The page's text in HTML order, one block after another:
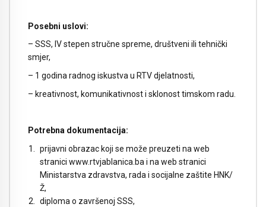
Posebni uslovi:
– SSS, IV stepen stručne spreme, društveni ili tehnički
smjer,
– 1 godina radnog iskustva u RTV djelatnosti,
– kreativnost, komunikativnost i sklonost timskom radu.
Potrebna dokumentacija:
prijavni obrazac koji se može preuzeti na web
stranici www.rtvjablanica.ba i na web stranici
Ministarstva zdravstva, rada i socijalne zaštite HNK/
Ž,
diploma o završenoj SSS,